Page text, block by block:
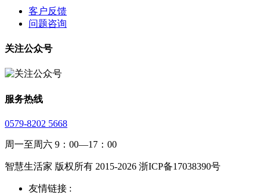
客户反馈
问题咨询
关注公众号
服务热线
0579-8202 5668
周一至周六 9：00—17：00
智慧生活家 版权所有 2015-2026 浙ICP备17038390号
友情链接 :